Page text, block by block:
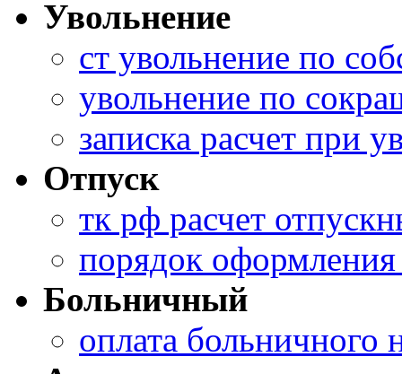
Увольнение
ст увольнение по
увольнение по
записка расчет при
Отпуск
тк рф расчет
порядок оформления
Больничный
оплата больничного